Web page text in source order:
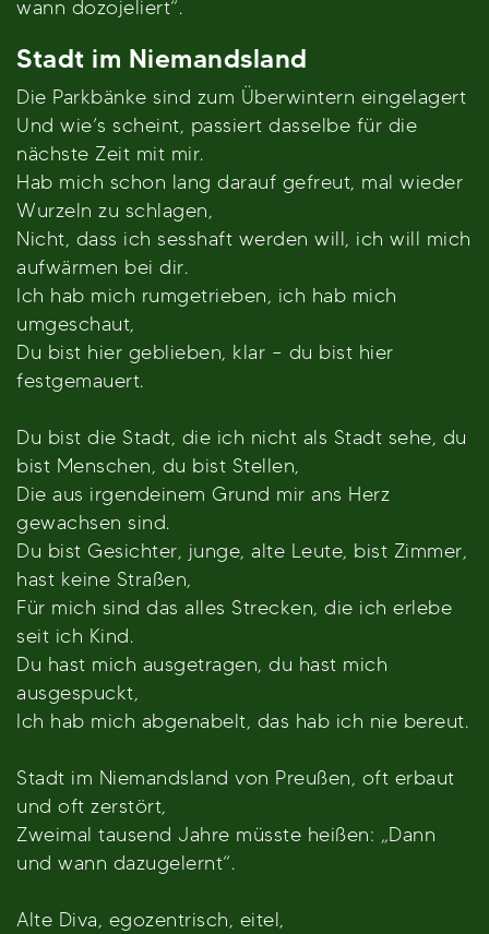
wann dozojeliert“.
Stadt im Niemandsland
Die Parkbänke sind zum Überwintern eingelagert
Und wie’s scheint, passiert dasselbe für die
nächste Zeit mit mir.
Hab mich schon lang darauf gefreut, mal wieder
Wurzeln zu schlagen,
Nicht, dass ich sesshaft werden will, ich will mich
aufwärmen bei dir.
Ich hab mich rumgetrieben, ich hab mich
umgeschaut,
Du bist hier geblieben, klar – du bist hier
festgemauert.
Du bist die Stadt, die ich nicht als Stadt sehe, du
bist Menschen, du bist Stellen,
Die aus irgendeinem Grund mir ans Herz
gewachsen sind.
Du bist Gesichter, junge, alte Leute, bist Zimmer,
hast keine Straßen,
Für mich sind das alles Strecken, die ich erlebe
seit ich Kind.
Du hast mich ausgetragen, du hast mich
ausgespuckt,
Ich hab mich abgenabelt, das hab ich nie bereut.
Stadt im Niemandsland von Preußen, oft erbaut
und oft zerstört,
Zweimal tausend Jahre müsste heißen: „Dann
und wann dazugelernt“.
Alte Diva, egozentrisch, eitel,